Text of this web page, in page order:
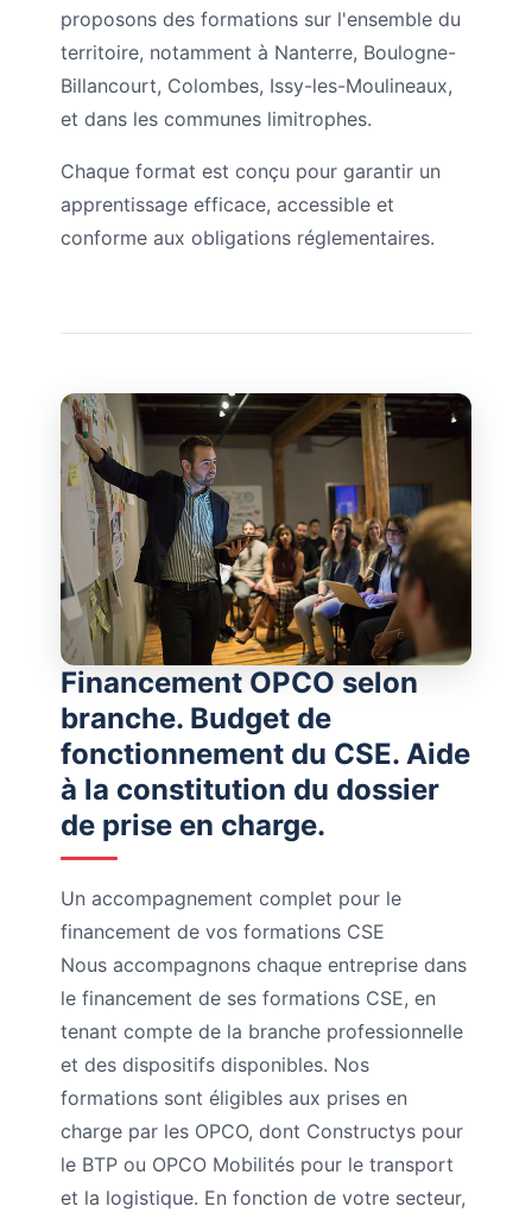
proposons des formations sur l'ensemble du
territoire, notamment à Nanterre, Boulogne-
Billancourt, Colombes, Issy-les-Moulineaux,
et dans les communes limitrophes.
Chaque format est conçu pour garantir un
apprentissage efficace, accessible et
conforme aux obligations réglementaires.
Financement OPCO selon
branche. Budget de
fonctionnement du CSE. Aide
à la constitution du dossier
de prise en charge.
Un accompagnement complet pour le
financement de vos formations CSE
Nous accompagnons chaque entreprise dans
le financement de ses formations CSE, en
tenant compte de la branche professionnelle
et des dispositifs disponibles. Nos
formations sont éligibles aux prises en
charge par les OPCO, dont Constructys pour
le BTP ou OPCO Mobilités pour le transport
et la logistique. En fonction de votre secteur,